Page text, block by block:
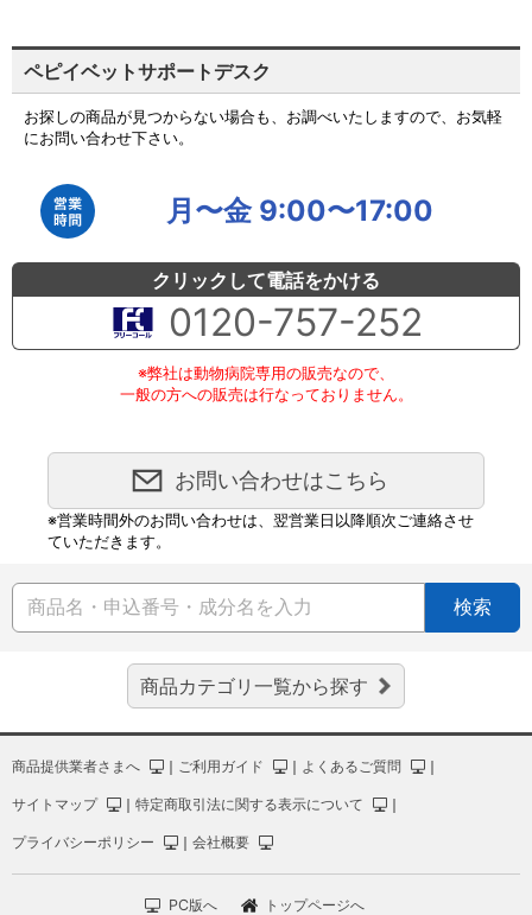
ペピイベットサポートデスク
お探しの商品が見つからない場合も、お調べいたしますので、お気軽
にお問い合わせ下さい。
月〜金 9:00〜17:00
クリックして電話をかける
0120-757-252
※弊社は動物病院専用の販売なので、
一般の方への販売は行なっておりません。
お問い合わせはこちら
※営業時間外のお問い合わせは、翌営業日以降順次ご連絡させ
ていただきます。
検索
商品カテゴリ一覧から探す
商品提供業者さまへ ｜ ご利用ガイド ｜ よくあるご質問 ｜
サイトマップ ｜ 特定商取引法に関する表示について ｜
プライバシーポリシー ｜ 会社概要
PC版へ トップページへ